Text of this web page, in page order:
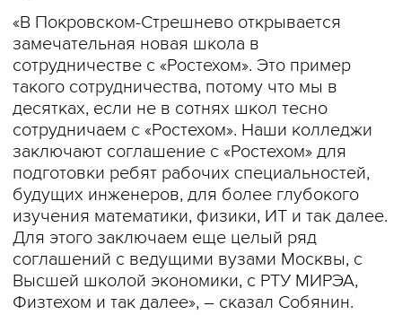
«В Покровском-Стрешнево открывается
замечательная новая школа в
сотрудничестве с «Ростехом». Это пример
такого сотрудничества, потому что мы в
десятках, если не в сотнях школ тесно
сотрудничаем с «Ростехом». Наши колледжи
заключают соглашение с «Ростехом» для
подготовки ребят рабочих специальностей,
будущих инженеров, для более глубокого
изучения математики, физики, ИТ и так далее.
Для этого заключаем еще целый ряд
соглашений с ведущими вузами Москвы, с
Высшей школой экономики, с РТУ МИРЭА,
Физтехом и так далее», – сказал Собянин.